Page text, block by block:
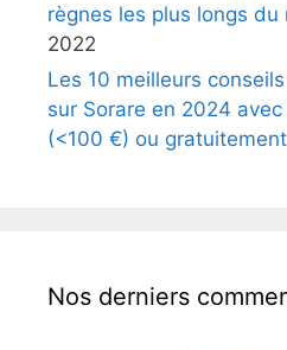
règnes les plus longs du
2022
Les 10 meilleurs
sur Sorare en 2024
(<100 €) ou
Nos derniers